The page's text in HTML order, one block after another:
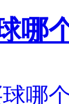
哪
哪